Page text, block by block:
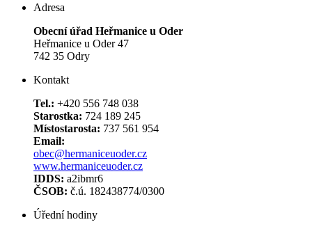
Adresa
Obecní úřad Heřmanice u Oder
Heřmanice u Oder 47
742 35 Odry
Kontakt
Tel.: +420 556 748 038
Starostka: 724 189 245
Místostarosta: 737 561 954
Email:
obec@hermaniceuoder.cz
www.hermaniceuoder.cz
IDDS: a2ibmr6
ČSOB: č.ú. 182438774/0300
Úřední hodiny